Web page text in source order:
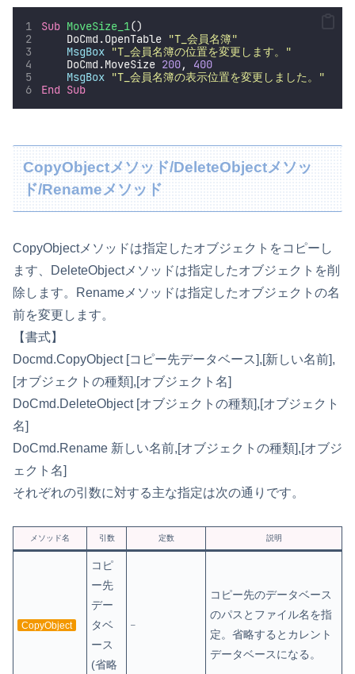
Sub MoveSize_1()
    DoCmd.OpenTable
"T_会員名簿"
MsgBox "T_会員名簿の位置を変更します。 "
    DoCmd.MoveSize
200, 400
MsgBox "T_会員名簿の表示位置を変更しました。 "
End Sub
CopyObjectメソッド/DeleteObjectメソッ
ド/Renameメソッド
CopyObjectメソッドは指定したオブジェクトをコピーし
ます、DeleteObjectメソッドは指定したオブジェクトを削
除します。Renameメソッドは指定したオブジェクトの名
前を変更します。
【書式】
Docmd.CopyObject [コピー先データベース],[新しい名前],
[オブジェクトの種類],[オブジェクト名]
DoCmd.DeleteObject [オブジェクトの種類],[オブジェクト
名]
DoCmd.Rename 新しい名前,[オブジェクトの種類],[オブジ
ェクト名]
それぞれの引数に対する主な指定は次の通りです。
メソッド名 引数 定数 説明
CopyObject
コピ
ー先
デー
タベ
ース
(省略
–
コピー先のデータベース
のパスとファイル名を指
定。省略するとカレント
データベースになる。